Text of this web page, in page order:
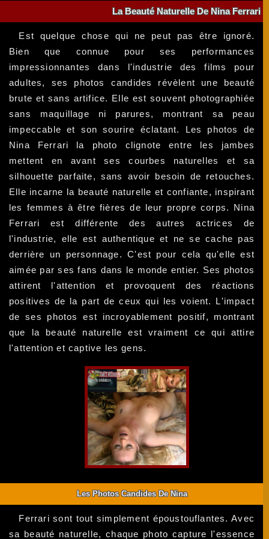
La Beauté Naturelle De Nina Ferrari
Est quelque chose qui ne peut pas être ignoré.
Bien que connue pour ses performances
impressionnantes dans l'industrie des films pour
adultes, ses photos candides révèlent une beauté
brute et sans artifice. Elle est souvent photographiée
sans maquillage ni parures, montrant sa peau
impeccable et son sourire éclatant. Les photos de
Nina Ferrari la photo clignote entre les jambes
mettent en avant ses courbes naturelles et sa
silhouette parfaite, sans avoir besoin de retouches.
Elle incarne la beauté naturelle et confiante, inspirant
les femmes à être fières de leur propre corps. Nina
Ferrari est différente des autres actrices de
l'industrie, elle est authentique et ne se cache pas
derrière un personnage. C'est pour cela qu'elle est
aimée par ses fans dans le monde entier. Ses photos
attirent l'attention et provoquent des réactions
positives de la part de ceux qui les voient. L'impact
de ses photos est incroyablement positif, montrant
que la beauté naturelle est vraiment ce qui attire
l'attention et captive les gens.
Les Photos Candides De Nina
Ferrari sont tout simplement époustouflantes. Avec
sa beauté naturelle, chaque photo capture l'essence